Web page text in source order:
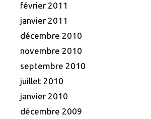
février 2011
janvier 2011
décembre 2010
novembre 2010
septembre 2010
juillet 2010
janvier 2010
décembre 2009